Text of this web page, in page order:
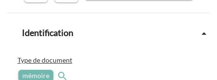
Identification
Type de document
mémoire